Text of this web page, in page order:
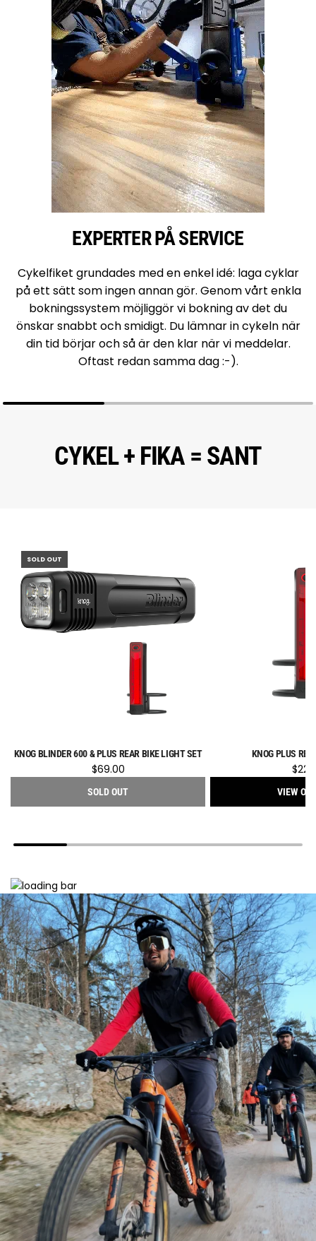
EXPERTER PÅ SERVICE
Cykelfiket grundades med en enkel idé: laga cyklar
på ett sätt som ingen annan gör. Genom vårt enkla
bokningssystem möjliggör vi bokning av det du
önskar snabbt och smidigt. Du lämnar in cykeln när
din tid börjar och så är den klar när vi meddelar.
Oftast redan samma dag :-).
CYKEL + FIKA = SANT
SOLD OUT
KNOG BLINDER 600 & PLUS REAR BIKE LIGHT SET
$69.00
SOLD OUT
KNOG PLUS
VIEW